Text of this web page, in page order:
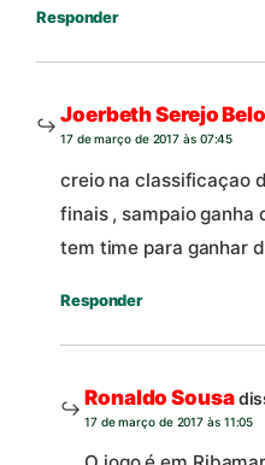
Responder
Joerbeth Serejo Belo
17 de março de 2017 às 07:45
creio na classificaçao
finais , sampaio ganha
tem time para ganhar
Responder
Ronaldo Sousa
17 de março de 2017 às 11:05